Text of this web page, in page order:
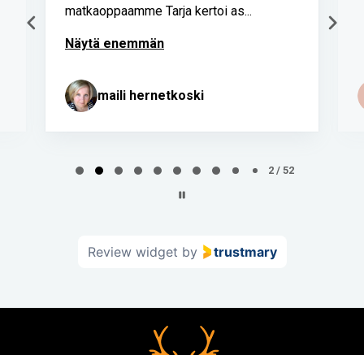
matkaoppaamme Tarja kertoi as...
Näytä enemmän
maili hernetkoski
2 / 52
Review widget by trustmary